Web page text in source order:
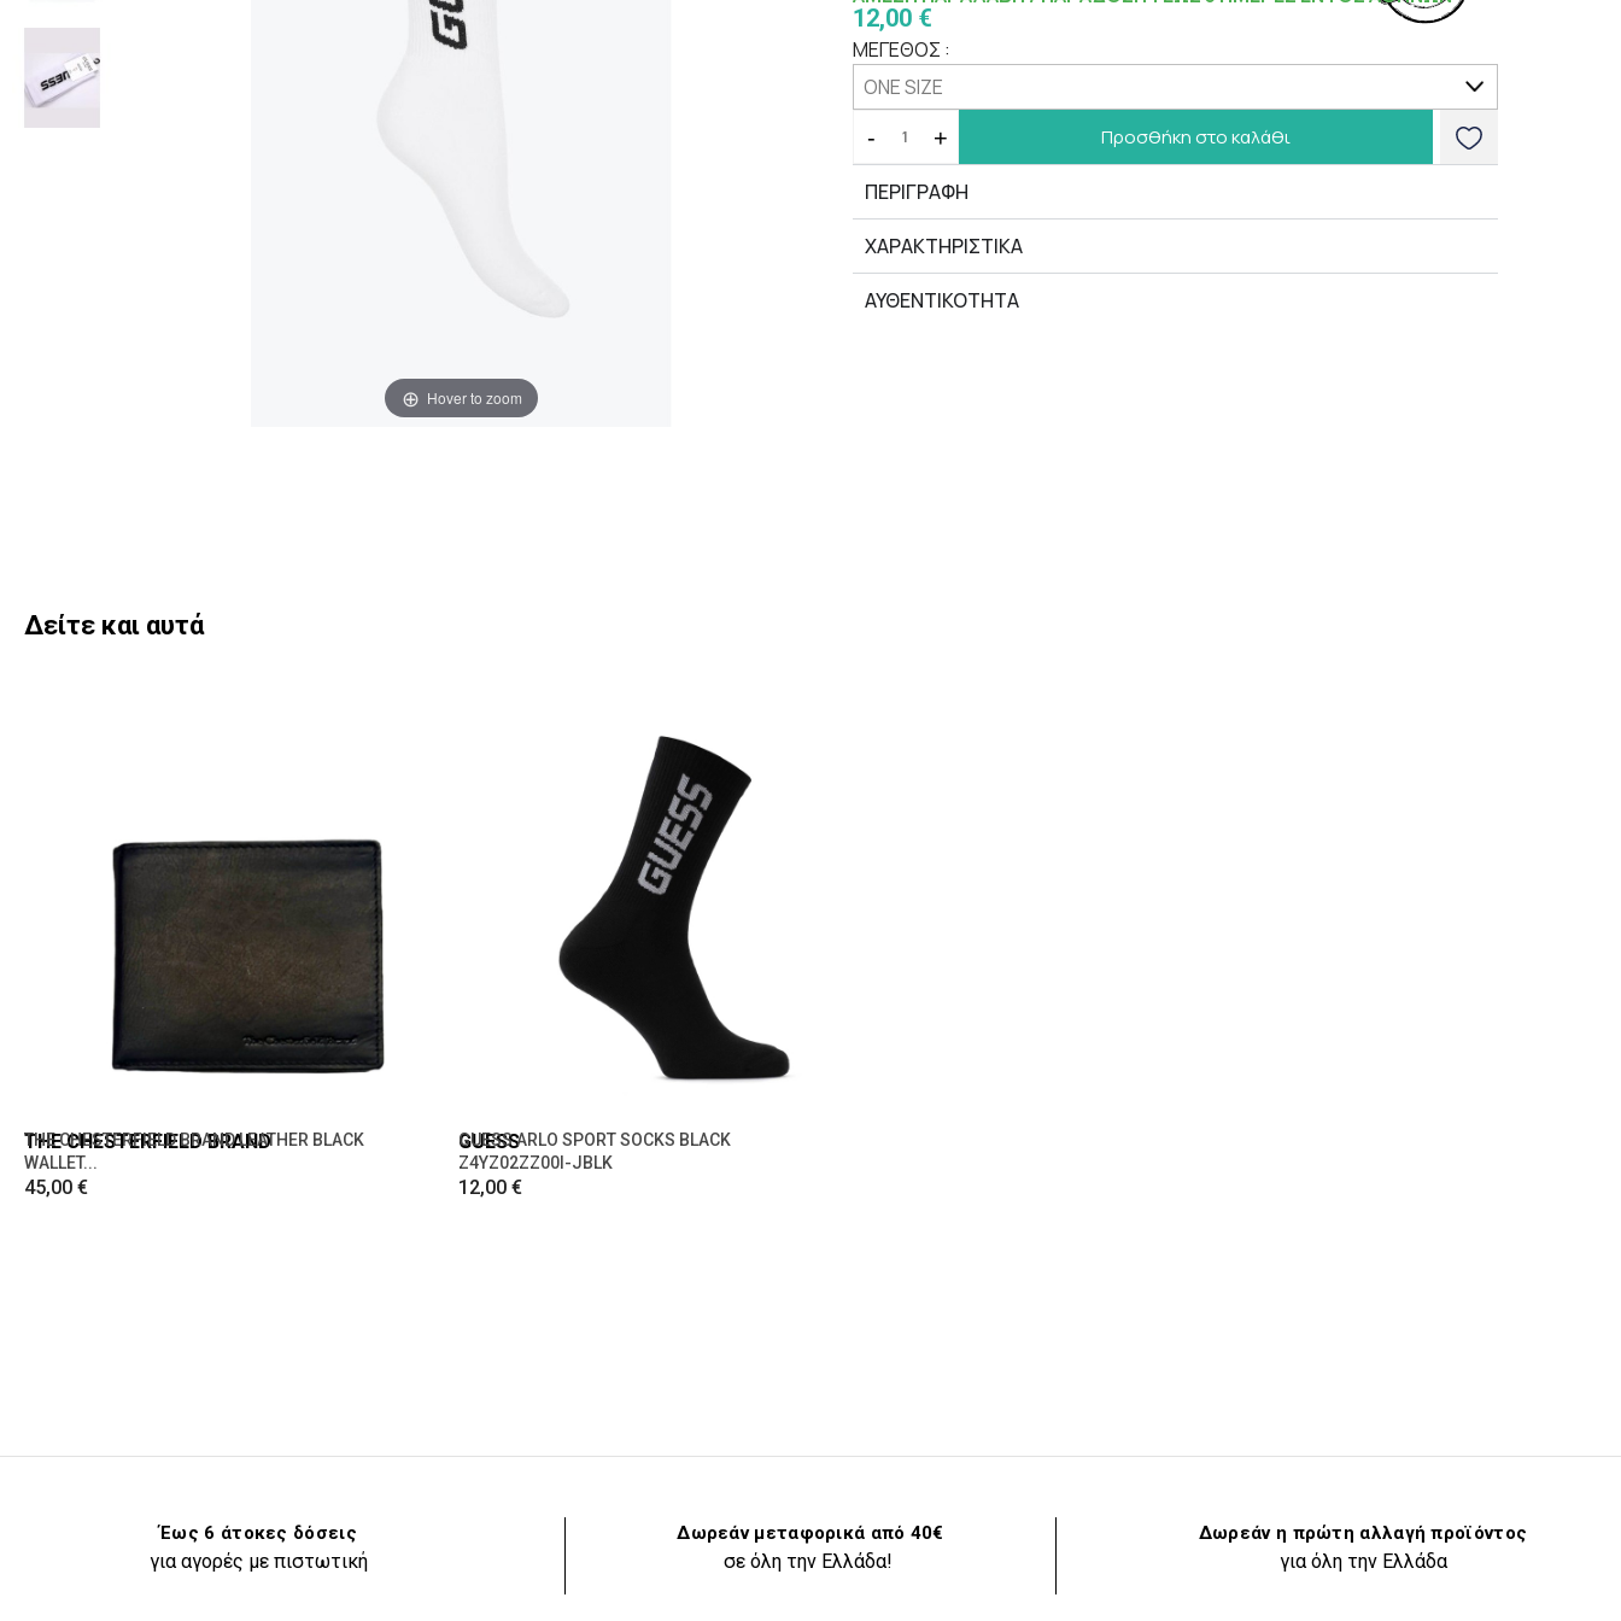
Hover to zoom
12,00 €
ΜΕΓΕΘΟΣ :
- + Προσθήκη στο καλάθι
ΠΕΡΙΓΡΑΦΗ
ΧΑΡΑΚΤΗΡΙΣΤΙΚΆ
ΑΥΘΕΝΤΙΚΟΤΗΤΑ
Δείτε και αυτά
THE CHESTERFIELD BRAND
THE CHESTERFIELD BRAND LEATHER BLACK
WALLET...
45,00 €
GUESS
GUESS ARLO SPORT SOCKS BLACK
Z4YZ02ZZ00I-JBLK
12,00 €
Έως 6 άτοκες δόσεις
για αγορές με πιστωτική
Δωρεάν μεταφορικά από 40€
σε όλη την Ελλάδα!
Δωρεάν η πρώτη αλλαγή προϊόντος
για όλη την Ελλάδα